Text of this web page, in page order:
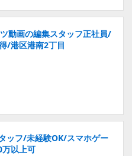
動画の編集スタッフ正社員/
/港区港南2丁目
ッフ/未経験OK/スマホゲー
以上可